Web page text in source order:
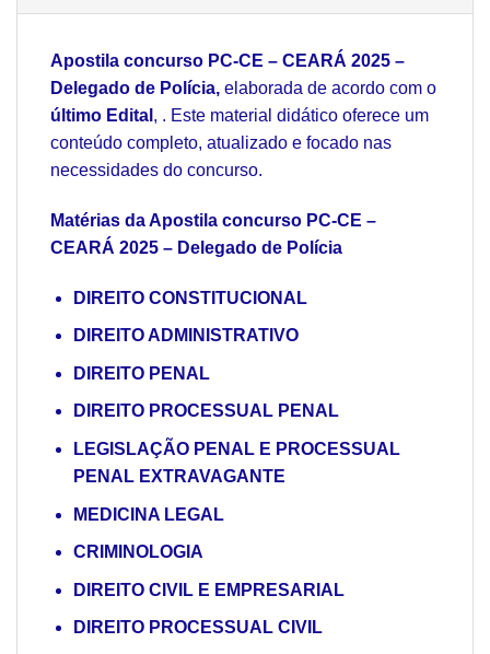
Apostila concurso PC-CE – CEARÁ 2025 –
Delegado de Polícia, elaborada de acordo com o
último Edital , . Este material didático oferece um
conteúdo completo, atualizado e focado nas
necessidades do concurso.
Matérias da Apostila concurso PC-CE –
CEARÁ 2025 – Delegado de Polícia
DIREITO CONSTITUCIONAL
DIREITO ADMINISTRATIVO
DIREITO PENAL
DIREITO PROCESSUAL PENAL
LEGISLAÇÃO PENAL E PROCESSUAL
PENAL EXTRAVAGANTE
MEDICINA LEGAL
CRIMINOLOGIA
DIREITO CIVIL E EMPRESARIAL
DIREITO PROCESSUAL CIVIL